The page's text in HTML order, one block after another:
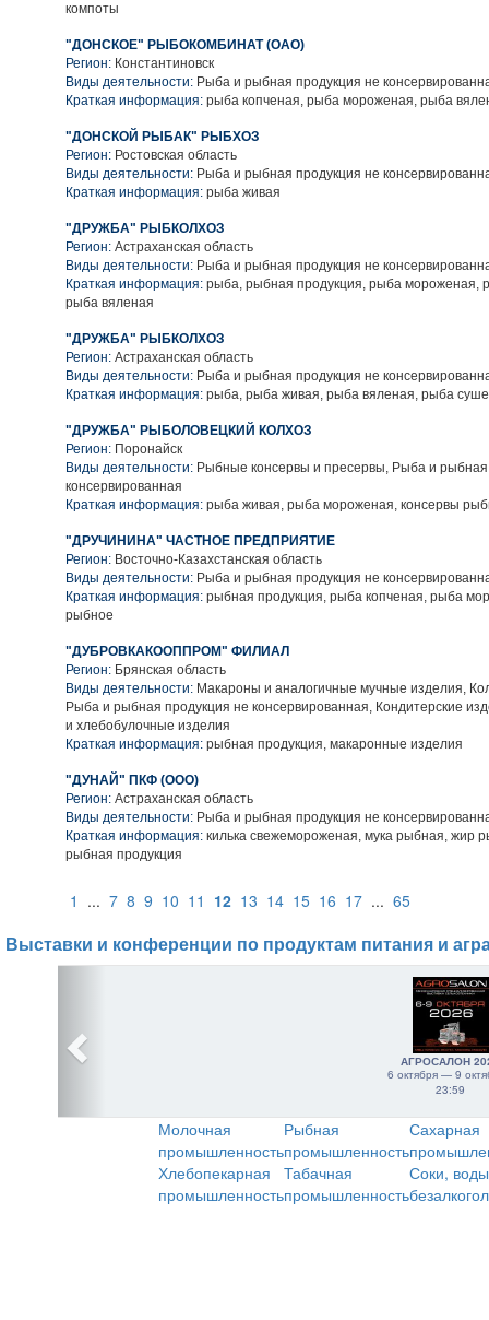
компоты
"ДОНСКОЕ" РЫБОКОМБИНАТ (ОАО)
Регион: Константиновск
Виды деятельности: Рыба и рыбная продукция не
Краткая информация: рыба копченая, рыба мороженая, рыба
"ДОНСКОЙ РЫБАК" РЫБХОЗ
Регион: Ростовская область
Виды деятельности: Рыба и рыбная продукция не
Краткая информация: рыба живая
"ДРУЖБА" РЫБКОЛХОЗ
Регион: Астраханская область
Виды деятельности: Рыба и рыбная продукция не
Краткая информация: рыба, рыбная продукция, рыба мороженая,
рыба вяленая
"ДРУЖБА" РЫБКОЛХОЗ
Регион: Астраханская область
Виды деятельности: Рыба и рыбная продукция не
Краткая информация: рыба, рыба живая, рыба вяленая, рыба
"ДРУЖБА" РЫБОЛОВЕЦКИЙ КОЛХОЗ
Регион: Поронайск
Виды деятельности: Рыбные консервы и пресервы, Рыба и рыбная
консервированная
Краткая информация: рыба живая, рыба мороженая, консервы
"ДРУЧИНИНА" ЧАСТНОЕ ПРЕДПРИЯТИЕ
Регион: Восточно-Казахстанская область
Виды деятельности: Рыба и рыбная продукция не
Краткая информация: рыбная продукция, рыба копченая, рыба
рыбное
"ДУБРОВКАКООППРОМ" ФИЛИАЛ
Регион: Брянская область
Виды деятельности: Макароны и аналогичные мучные изделия,
Рыба и рыбная продукция не консервированная, Кондитерские
и хлебобулочные изделия
Краткая информация: рыбная продукция, макаронные изделия
"ДУНАЙ" ПКФ (ООО)
Регион: Астраханская область
Виды деятельности: Рыба и рыбная продукция не
Краткая информация: килька свежемороженая, мука рыбная, жир
рыбная продукция
1 ... 7 8 9 10 11 12 13 14 15 16 17 ... 65
Выставки и конференции по продуктам питания и
АГРОСАЛОН
6 октября — 9
23:59
Молочная
промышленность
Рыбная
промышленность
Сахарная
Хлебопекарная
промышленность
Табачная
промышленность
Соки,